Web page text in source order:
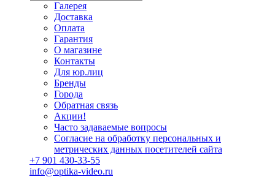
Галерея
Доставка
Оплата
Гарантия
О магазине
Контакты
Для юр.лиц
Бренды
Города
Обратная связь
Акции!
Часто задаваемые вопросы
Согласие на обработку персональных и
метрических данных посетителей сайта
+7 901 430-33-55
info@optika-video.ru